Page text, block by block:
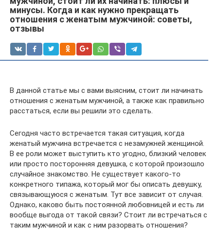
минусы. Когда и как нужно прекращать
отношения с женатым мужчиной: советы,
отзывы
В данной статье мы с вами выясним, стоит ли начинать
отношения с женатым мужчиной, а также как правильно
расстаться, если вы решили это сделать.
Сегодня часто встречается такая ситуация, когда
женатый мужчина встречается с незамужней женщиной.
В ее роли может выступить кто угодно, близкий человек
или просто посторонняя девушка, с которой произошло
случайное знакомство. Не существует какого-то
конкретного типажа, который мог бы описать девушку,
связывающуюся с женатым. Тут все зависит от случая.
Однако, каково быть постоянной любовницей и есть ли
вообще выгода от такой связи? Стоит ли встречаться с
таким мужчиной и как с ним разорвать отношения?